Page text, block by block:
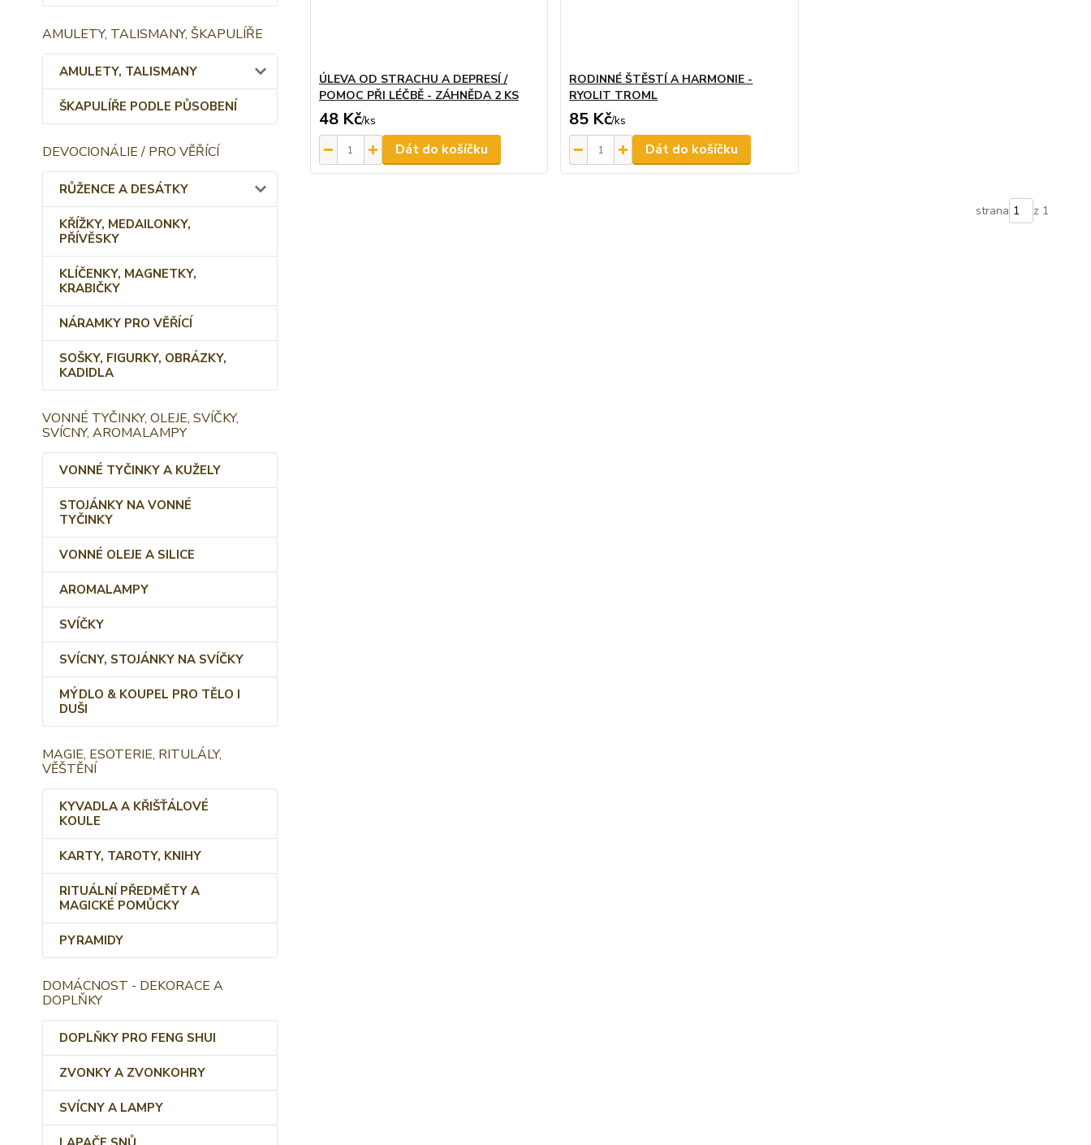
AMULETY, TALISMANY, ŠKAPULÍŘE
AMULETY, TALISMANY
ŠKAPULÍŘE PODLE PŮSOBENÍ
DEVOCIONÁLIE / PRO VĚŘÍCÍ
RŮŽENCE A DESÁTKY
KŘÍŽKY, MEDAILONKY,
PŘÍVĚSKY
KLÍČENKY, MAGNETKY,
KRABIČKY
NÁRAMKY PRO VĚŘÍCÍ
SOŠKY, FIGURKY, OBRÁZKY,
KADIDLA
VONNÉ TYČINKY, OLEJE, SVÍČKY,
SVÍCNY, AROMALAMPY
VONNÉ TYČINKY A KUŽELY
STOJÁNKY NA VONNÉ
TYČINKY
VONNÉ OLEJE A SILICE
AROMALAMPY
SVÍČKY
SVÍCNY, STOJÁNKY NA SVÍČKY
MÝDLO & KOUPEL PRO TĚLO I
DUŠI
MAGIE, ESOTERIE, RITULÁLY,
VĚŠTĚNÍ
KYVADLA A KŘIŠŤÁLOVÉ
KOULE
KARTY, TAROTY, KNIHY
RITUÁLNÍ PŘEDMĚTY A
MAGICKÉ POMŮCKY
PYRAMIDY
DOMÁCNOST - DEKORACE A
DOPLŇKY
DOPLŇKY PRO FENG SHUI
ZVONKY A ZVONKOHRY
SVÍCNY A LAMPY
ÚLEVA OD STRACHU A DEPRESÍ /
POMOC PŘI LÉČBĚ - ZÁHNĚDA 2 KS
48 Kč/ks
Dát do košíčku
RODINNÉ ŠTĚSTÍ A HARMONIE -
RYOLIT TROML
85 Kč/ks
Dát do košíčku
strana z 1